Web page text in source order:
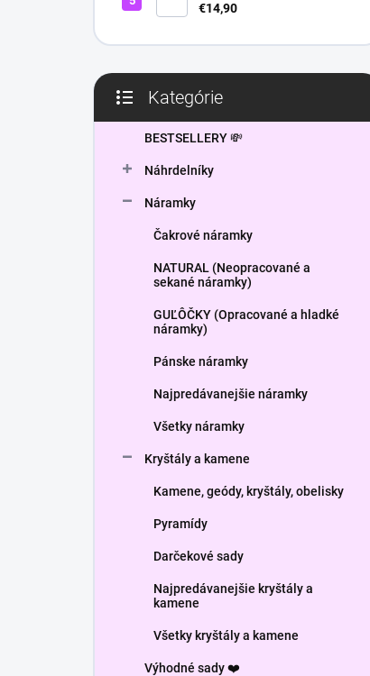
guľôčky) - Ochranný kameň
€14,90
kategórie
Kategórie
BESTSELLERY 💸
Náhrdelníky
Náramky
Čakrové náramky
NATURAL (Neopracované a
sekané náramky)
GUĽÔČKY (Opracované a hladké
náramky)
Pánske náramky
Najpredávanejšie náramky
Všetky náramky
Kryštály a kamene
Kamene, geódy, kryštály, obelisky
Pyramídy
Darčekové sady
Najpredávanejšie kryštály a
kamene
Všetky kryštály a kamene
Výhodné sady ❤️